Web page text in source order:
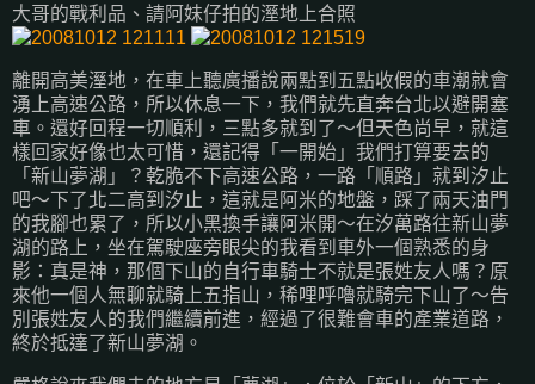
大哥的戰利品、請阿妹仔拍的溼地上合照
離開高美溼地，在車上聽廣播說兩點到五點收假的車潮就會
湧上高速公路，所以休息一下，我們就先直奔台北以避開塞
車。還好回程一切順利，三點多就到了～但天色尚早，就這
樣回家好像也太可惜，還記得「一開始」我們打算要去的
「新山夢湖」？乾脆不下高速公路，一路「順路」就到汐止
吧～下了北二高到汐止，這就是阿米的地盤，踩了兩天油門
的我腳也累了，所以小黑換手讓阿米開～在汐萬路往新山夢
湖的路上，坐在駕駛座旁眼尖的我看到車外一個熟悉的身
影：真是神，那個下山的自行車騎士不就是張姓友人嗎？原
來他一個人無聊就騎上五指山，稀哩呼嚕就騎完下山了～告
別張姓友人的我們繼續前進，經過了很難會車的產業道路，
終於抵達了新山夢湖。